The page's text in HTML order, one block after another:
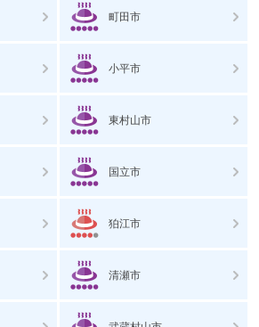
町田市
小平市
東村山市
国立市
狛江市
清瀬市